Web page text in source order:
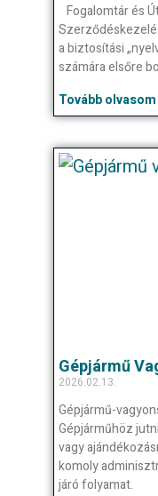
Fogalomtár és
a biztosítási
számára elsőre
Tovább olvasom
Gépjármű
2026.02.13.
Gépjármű-
Gépjárműhöz
vagy
komoly
járó folyamat.